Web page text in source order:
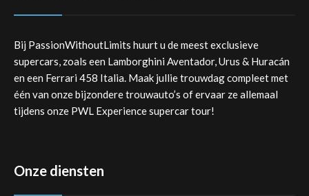
Bij PassionWithoutLimits huurt u de meest exclusieve
supercars, zoals een Lamborghini Aventador, Urus & Huracán
en een Ferrari 458 Italia. Maak jullie trouwdag compleet met
één van onze bijzondere trouwauto’s of ervaar ze allemaal
tijdens onze PWL Experience supercar tour!
Onze diensten